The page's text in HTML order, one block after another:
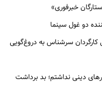
خبرفوری»
دو غول سینما
کارگردان سرشناس به دروغ‌گویی
دینی نداشتم؛ بد برداشت